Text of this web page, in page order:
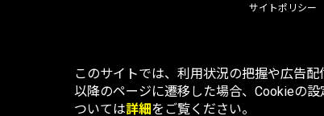
サイトポリシー
このサイトでは、利用状況の把握や広告
以降のページに遷移した場合、Cookieの
ついては詳細をご覧ください。